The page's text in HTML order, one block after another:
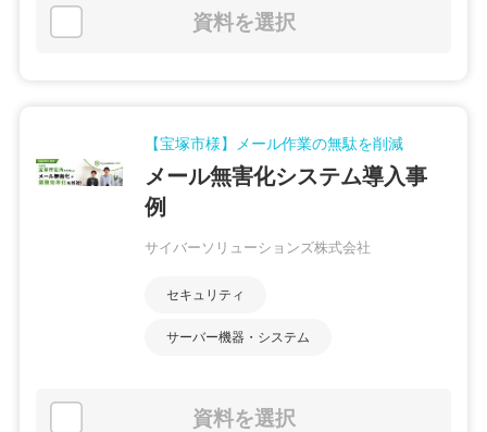
資料を選択
【宝塚市様】メール作業の無駄を削減
メール無害化システム導入事
例
サイバーソリューションズ株式会社
セキュリティ
サーバー機器・システム
資料を選択